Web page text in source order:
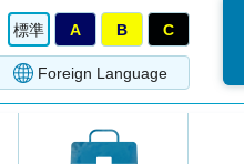
標準 A B C
Foreign Language